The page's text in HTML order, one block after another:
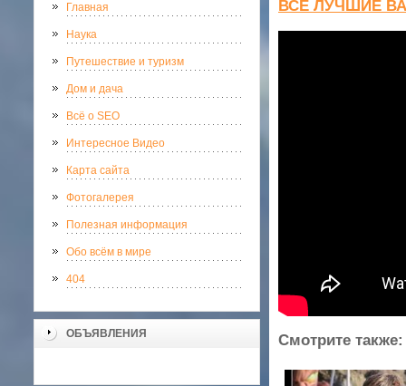
Главная
Наука
Путешествие и туризм
Дом и дача
Всё о SEO
Интересное Видео
Карта сайта
Фотогалерея
Полезная информация
Обо всём в мире
404
ОБЪЯВЛЕНИЯ
ВСЕ ЛУЧШИЕ
Смотрите также: